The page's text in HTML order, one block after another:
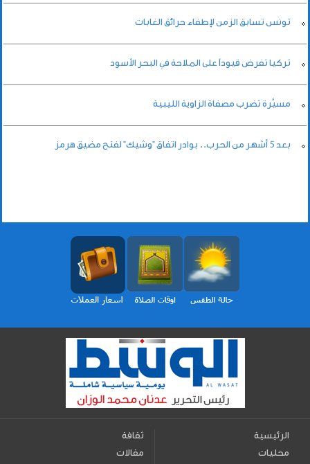
تونس تسابق الزمن لإطفاء حرائق الغابات
تركيا تفرض قيوداً على الملاحة في البحر الأسود
مسيَّرة تضرب مصفاة الزاوية الليبية
بعد 5 أشهر من الحرب.. بوادر اتفاق "وشيك" لفتح مضيق هرمز
الرئيسية
محليات
ثقافة
مقالات